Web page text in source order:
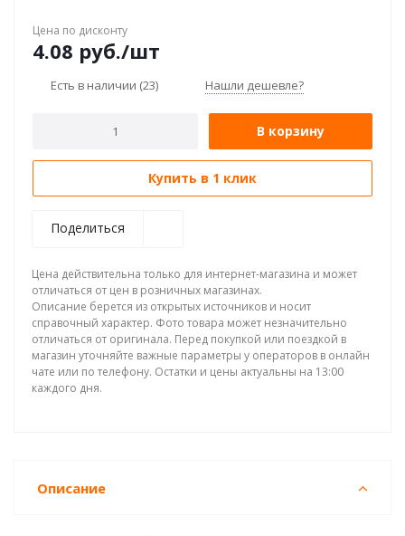
Цена по дисконту
4.08 руб./шт
Есть в наличии (23) Нашли дешевле?
В корзину
Купить в 1 клик
Поделиться
Цена действительна только для интернет-магазина и может
отличаться от цен в розничных магазинах.
Описание берется из открытых источников и носит
справочный характер. Фото товара может незначительно
отличаться от оригинала. Перед покупкой или поездкой в
магазин уточняйте важные параметры у операторов в онлайн
чате или по телефону. Остатки и цены актуальны на 13:00
каждого дня.
Описание